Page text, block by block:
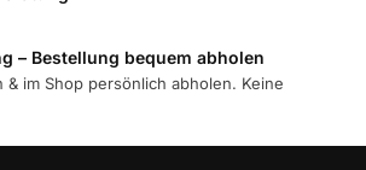
– Bestellung bequem abholen
& im Shop persönlich abholen. Keine